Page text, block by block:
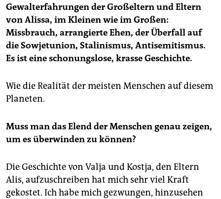
Gewalterfahrungen der Großeltern und Eltern
von Alissa, im Kleinen wie im Großen:
Missbrauch, arrangierte Ehen, der Überfall auf
die Sowjetunion, Stalinismus, Antisemitismus.
Es ist eine schonungslose, krasse Geschichte.
Wie die Realität der meisten Menschen auf diesem
Planeten.
Muss man das Elend der Menschen genau zeigen,
um es überwinden zu können?
Die Geschichte von Valja und Kostja, den Eltern
Alis, aufzuschreiben hat mich sehr viel Kraft
gekostet. Ich habe mich gezwungen, hinzusehen